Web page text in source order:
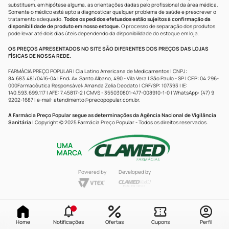
Home Notificações Ofertas Cupons Perfil
substituem, em hipótese alguma, as orientações dadas pelo profissional da área médica.
Somente o médico está apto a diagnosticar qualquer problema de saúde e prescrever o
tratamento adequado. Todos os pedidos efetuados estão sujeitos à confirmação da
disponibilidade de produto em nosso estoque.O processo de separação dos produtos
pode levar até dois dias úteis dependendo da disponibilidade do estoque em loja.
OS PREÇOS APRESENTADOS NO SITE SÃO DIFERENTES DOS PREÇOS DAS LOJAS
FÍSICAS DE NOSSA REDE.
FARMÁCIA PREÇO POPULAR | Cia Latino Americana de Medicamentos | CNPJ:
84.683.481/0416-04 | End: Av. Santo Albano, 490 - Vila Vera | São Paulo - SP | CEP: 04.296-
000Farmacêutica Responsável: Amanda Zelia Deodato | CRF/SP: 107393 | IE:
140.593.699.117 | AFE: 7.45817-2 | CMVS - 355030801-477-008910-1-0 | WhatsApp: (47) 9
9202-1687 | e-mail: atendimento@precopopular.com.br.
A Farmácia Preço Popular segue as determinações da Agência Nacional de Vigilância
Sanitária | Copyright © 2025 Farmácia Preço Popular - Todos os direitos reservados.
UMA
MARCA
Powered by Developed by